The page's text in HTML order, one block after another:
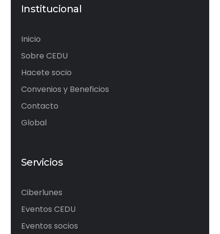
Institucional
Inicio
Sobre CEDU
Hacete socio
Convenios y Beneficios
Contacto
Global
Servicios
Ciberlunes
Eventos CEDU
Eventos socios